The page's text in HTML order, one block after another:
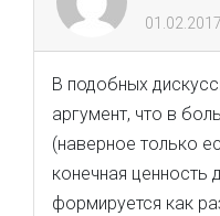
01.02.2017
В подобных
аргумент, что в
(наверное только
конечная ценность
формируется как